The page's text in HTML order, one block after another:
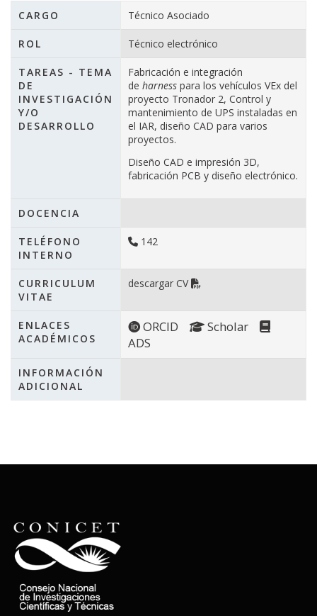
CARGO Técnico Asociado
ROL Técnico electrónico
TAREAS - TEMA
DE
INVESTIGACIÓN
Y/O
DESARROLLO
Fabricación e integración
de harness para los vehículos VEx del
proyecto Tronador 2, Control y
mantenimiento de UPS instaladas en
el IAR, diseño CAD para varios
proyectos.
Diseño CAD e impresión 3D,
fabricación PCB y diseño electrónico.
DOCENCIA
TELÉFONO
INTERNO
142
CURRICULUM
VITAE
descargar CV
ENLACES
ACADÉMICOS
ORCID
Scholar
ADS
INFORMACIÓN
ADICIONAL